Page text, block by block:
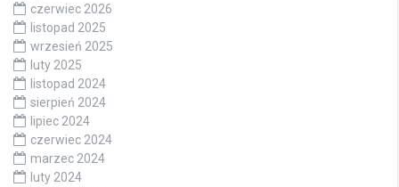
czerwiec 2026
listopad 2025
wrzesień 2025
luty 2025
listopad 2024
sierpień 2024
lipiec 2024
czerwiec 2024
marzec 2024
luty 2024